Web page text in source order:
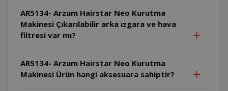
AR5134- Arzum Hairstar Neo Kurutma
Makinesi Çıkarılabilir arka ızgara ve hava
filtresi var mı?
AR5134- Arzum Hairstar Neo Kurutma
Makinesi Ürün hangi aksesuara sahiptir?